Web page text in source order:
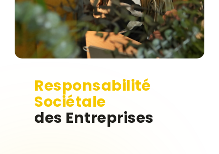
Responsabilité
Sociétale
des Entreprises